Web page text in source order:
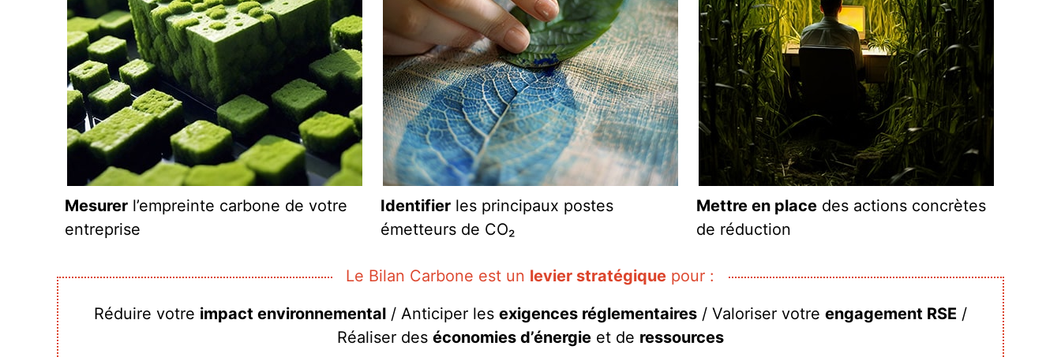
Mesurer l’empreinte carbone de votre
entreprise
Identifier les principaux postes
émetteurs de CO₂
Mettre en place des actions concrètes
de réduction
Le Bilan Carbone est un levier stratégique pour :
Réduire votre impact environnemental / Anticiper les exigences réglementaires / Valoriser votre engagement RSE /
Réaliser des économies d’énergie et de ressources